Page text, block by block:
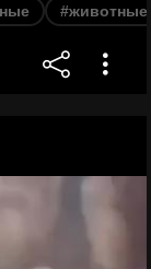
#животные